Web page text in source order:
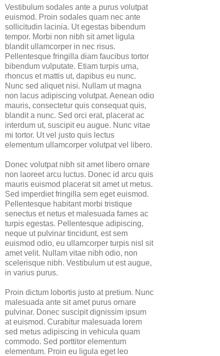
Vestibulum sodales ante a purus volutpat
euismod. Proin sodales quam nec ante
sollicitudin lacinia. Ut egestas bibendum
tempor. Morbi non nibh sit amet ligula
blandit ullamcorper in nec risus.
Pellentesque fringilla diam faucibus tortor
bibendum vulputate. Etiam turpis urna,
rhoncus et mattis ut, dapibus eu nunc.
Nunc sed aliquet nisi. Nullam ut magna
non lacus adipiscing volutpat. Aenean odio
mauris, consectetur quis consequat quis,
blandit a nunc. Sed orci erat, placerat ac
interdum ut, suscipit eu augue. Nunc vitae
mi tortor. Ut vel justo quis lectus
elementum ullamcorper volutpat vel libero.
Donec volutpat nibh sit amet libero ornare
non laoreet arcu luctus. Donec id arcu quis
mauris euismod placerat sit amet ut metus.
Sed imperdiet fringilla sem eget euismod.
Pellentesque habitant morbi tristique
senectus et netus et malesuada fames ac
turpis egestas. Pellentesque adipiscing,
neque ut pulvinar tincidunt, est sem
euismod odio, eu ullamcorper turpis nisl sit
amet velit. Nullam vitae nibh odio, non
scelerisque nibh. Vestibulum ut est augue,
in varius purus.
Proin dictum lobortis justo at pretium. Nunc
malesuada ante sit amet purus ornare
pulvinar. Donec suscipit dignissim ipsum
at euismod. Curabitur malesuada lorem
sed metus adipiscing in vehicula quam
commodo. Sed porttitor elementum
elementum. Proin eu ligula eget leo